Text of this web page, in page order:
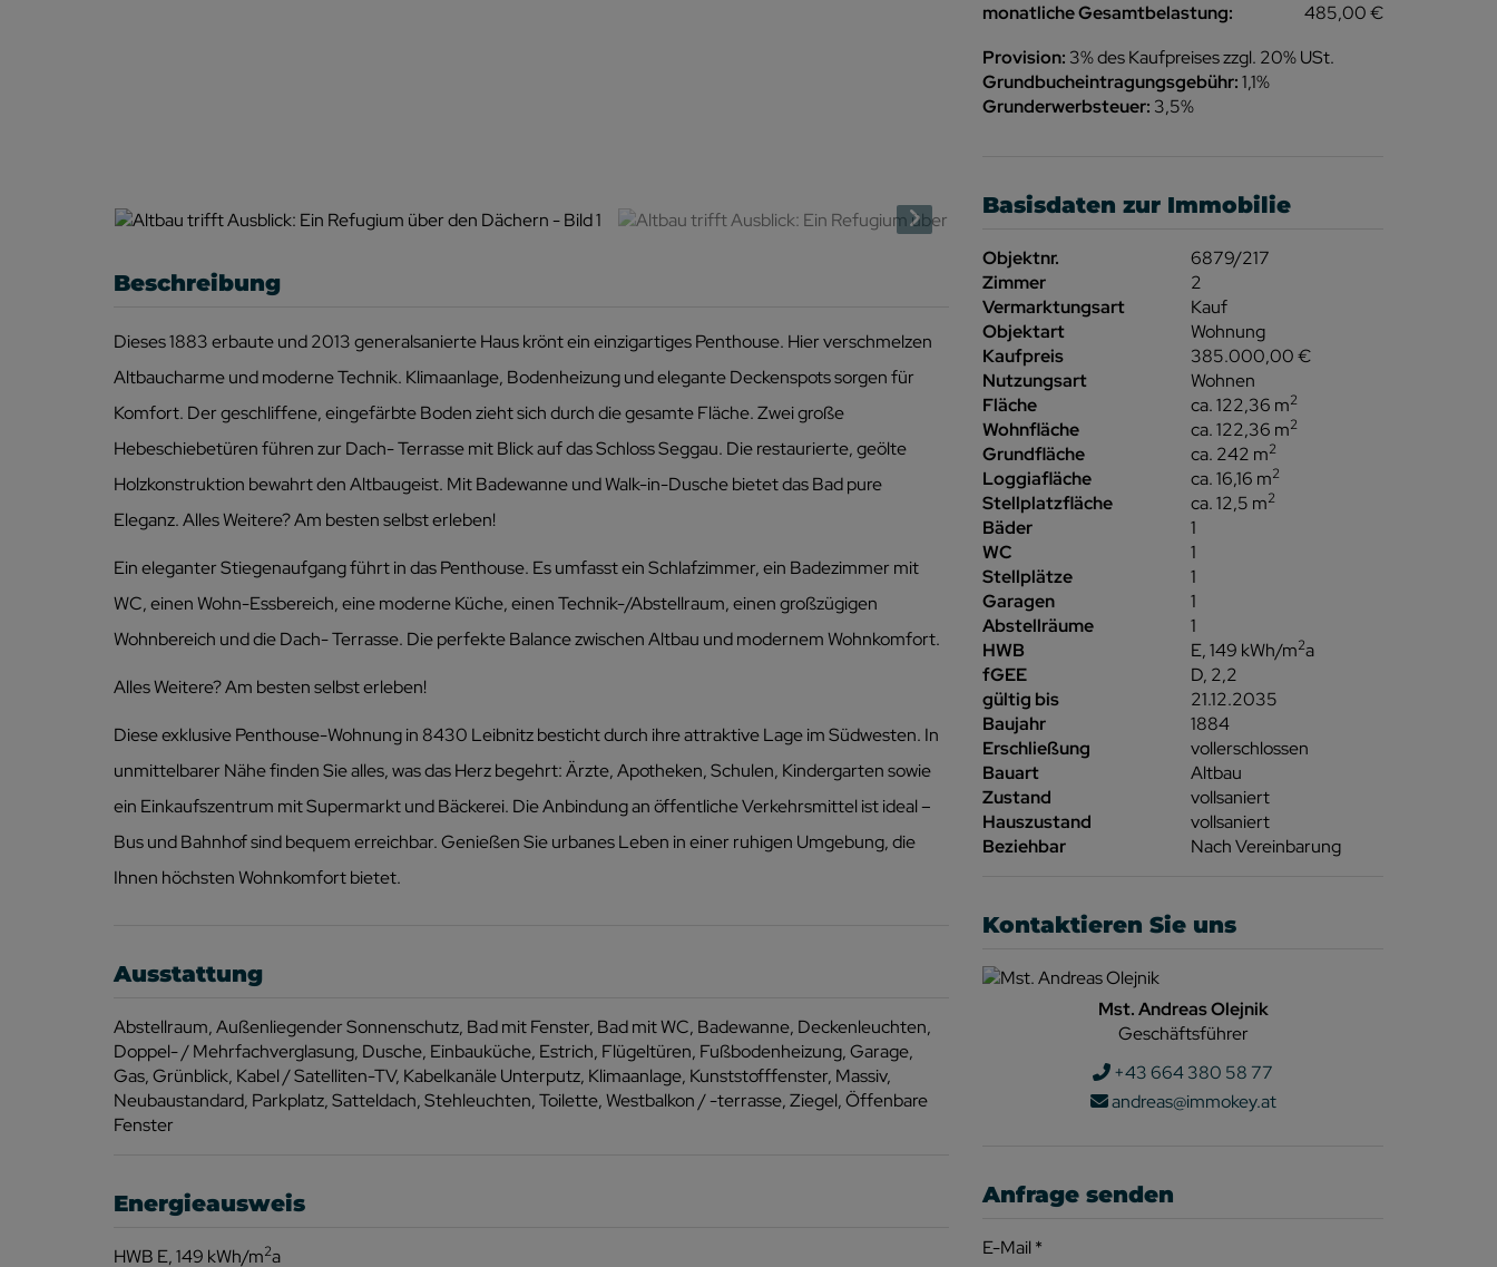
Beschreibung
Dieses 1883 erbaute und 2013 generalsanierte Haus krönt ein einzigartiges Penthouse. Hier verschmelzen
Altbaucharme und moderne Technik. Klimaanlage, Bodenheizung und elegante Deckenspots sorgen für
Komfort. Der geschliffene, eingefärbte Boden zieht sich durch die gesamte Fläche. Zwei große
Hebeschiebetüren führen zur Dach- Terrasse mit Blick auf das Schloss Seggau. Die restaurierte, geölte
Holzkonstruktion bewahrt den Altbaugeist. Mit Badewanne und Walk-in-Dusche bietet das Bad pure
Eleganz. Alles Weitere? Am besten selbst erleben!
Ein eleganter Stiegenaufgang führt in das Penthouse. Es umfasst ein Schlafzimmer, ein Badezimmer mit
WC, einen Wohn-Essbereich, eine moderne Küche, einen Technik-/Abstellraum, einen großzügigen
Wohnbereich und die Dach- Terrasse. Die perfekte Balance zwischen Altbau und modernem Wohnkomfort.
Alles Weitere? Am besten selbst erleben!
Diese exklusive Penthouse-Wohnung in 8430 Leibnitz besticht durch ihre attraktive Lage im Südwesten. In
unmittelbarer Nähe finden Sie alles, was das Herz begehrt: Ärzte, Apotheken, Schulen, Kindergarten sowie
ein Einkaufszentrum mit Supermarkt und Bäckerei. Die Anbindung an öffentliche Verkehrsmittel ist ideal –
Bus und Bahnhof sind bequem erreichbar. Genießen Sie urbanes Leben in einer ruhigen Umgebung, die
Ihnen höchsten Wohnkomfort bietet.
Ausstattung
Abstellraum Außenliegender Sonnenschutz Bad mit Fenster Bad mit WC Badewanne Deckenleuchten
Doppel- / Mehrfachverglasung Dusche Einbauküche Estrich Flügeltüren Fußbodenheizung Garage
Gas Grünblick Kabel / Satelliten-TV Kabelkanäle Unterputz Klimaanlage Kunststofffenster Massiv
Neubaustandard Parkplatz Satteldach Stehleuchten Toilette Westbalkon / -terrasse Ziegel Öffenbare
Fenster
Energieausweis
HWB E, 149 kWh/m2a
monatliche Gesamtbelastung:
485,00 €
Provision: 3% des Kaufpreises zzgl. 20% USt.
Grundbucheintragungsgebühr:1,1%
Grunderwerbsteuer: 3,5%
Basisdaten zur Immobilie
Objektnr.
6879/217
Zimmer
2
Vermarktungsart
Kauf
Objektart
Wohnung
Kaufpreis
385.000,00 €
Nutzungsart
Wohnen
Fläche
ca. 122,36 m2
Wohnfläche ca. 122,36 m2
Grundfläche ca. 242 m2
Loggiafläche ca. 16,16 m2
Stellplatzfläche ca. 12,5 m2
Bäder
1
WC
1
Stellplätze
1
Garagen
1
Abstellräume
1
HWB
E, 149 kWh/m2a
fGEE
D, 2,2
gültig bis
21.12.2035
Baujahr
1884
Erschließung
vollerschlossen
Bauart
Altbau
Zustand
vollsaniert
Hauszustand
vollsaniert
Beziehbar
Nach Vereinbarung
Kontaktieren Sie uns
Mst. Andreas Olejnik
Geschäftsführer
+43 664 380 58 77
andreas@immokey.at
Anfrage senden
E-Mail